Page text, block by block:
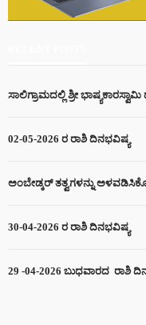
ಸಾಲಿಗ್ರಾಮದಲ್ಲಿ ಶ್ರೀ
02-05-2026 ರ ರಾಶಿ ದಿನಭವಿಷ್ಯ
ಅಂಬೇಡ್ಕರ್ ತತ್ವಗಳನ್ನು
30-04-2026 ರ ರಾಶಿ ದಿನಭವಿಷ್ಯ
29 -04-2026 ಬುಧವಾರದ ರಾಶಿ